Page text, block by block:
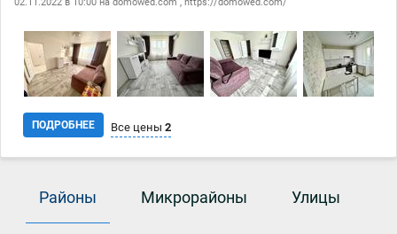
ПОДРОБНЕЕ Все цены 2
Районы Микрорайоны Улицы